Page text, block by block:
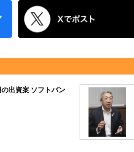
出資案 ソフトバン